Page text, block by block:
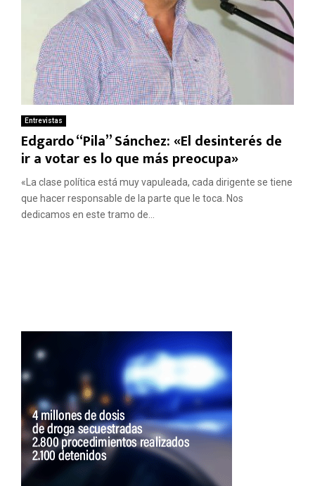
Entrevistas
Edgardo “Pila” Sánchez: «El desinterés de
ir a votar es lo que más preocupa»
«La clase política está muy vapuleada, cada dirigente se tiene
que hacer responsable de la parte que le toca. Nos
dedicamos en este tramo de...